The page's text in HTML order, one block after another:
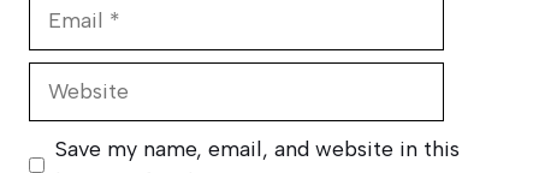
Website
Save my name, email, and website in this